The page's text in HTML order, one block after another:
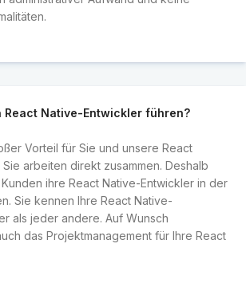
React Native-Entwickler führen?
Vorteil für Sie und unsere React
arbeiten direkt zusammen. Deshalb
ihre React Native-Entwickler in der
Sie kennen Ihre React Native-
als jeder andere. Auf Wunsch
das Projektmanagement für Ihre React